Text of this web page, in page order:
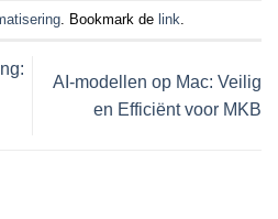
. Bookmark de link
AI-modellen op Mac: Veilig
en Efficiënt voor MKB